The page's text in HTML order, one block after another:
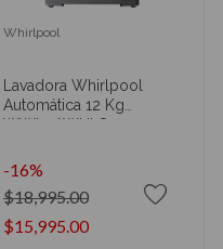
Whirlpool
Lavadora Whirlpool
Automática 12 Kg
WWI12AWHLS
$15,995.00
$18,995.00
-16%